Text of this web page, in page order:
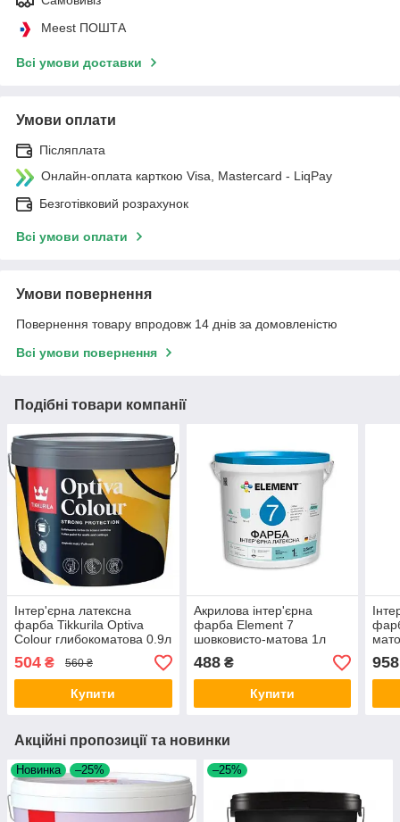
Meest ПОШТА
Всі умови доставки
Умови оплати
Післяплата
Онлайн-оплата карткою Visa, Mastercard - LiqPay
Безготівковий розрахунок
Всі умови оплати
Умови повернення
Повернення товару впродовж 14 днів за домовленістю
Всі умови повернення
Подібні товари компанії
Інтер'єрна латексна
фарба Tikkurila Optiva
Colour глибокоматова 0.9л
504 ₴ 560 ₴
Купити
Акрилова інтер'єрна
фарба Element 7
шовковисто-матова 1л
488₴
Купити
Акційні пропозиції та новинки
Новинка –25% –25%